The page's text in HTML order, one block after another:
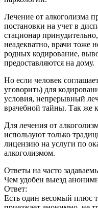
Лечение от алкоголизма
постановки на учет в
стационар
неадекватно, врачи тоже
родных кодирование,
предоставляются на дому.
Но если человек
уговорить) для
условия, непрерывный
врачебной тайны. Так же
Для лечения от
используют только
лицензию на услуги по
алкоголизмом.
Ответы на часто
Чем удобен выезд
Ответ:
Есть один весомый плюс